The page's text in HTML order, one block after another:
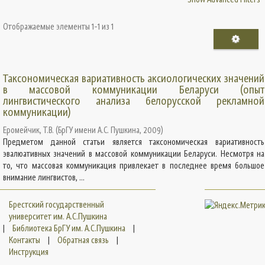
Отображаемые элементы 1-1 из 1
Таксономическая вариативность аксиологических значений
в массовой коммуникации Беларуси (опыт
лингвистического анализа белорусской рекламной
коммуникации)
Еромейчик, Т.В. (БрГУ имени А.С. Пушкина, 2009)
Предметом данной статьи является таксономическая вариативность
эвалюативных значений в массовой коммуникации Беларуси. Несмотря на
то, что массовая коммуникация привлекает в последнее время большое
внимание лингвистов, ...
Брестский государственный
университет им. А.С.Пушкина
|
Библиотека БрГУ им. А.С.Пушкина
|
Контакты
| Обратная связь
|
Инструкция